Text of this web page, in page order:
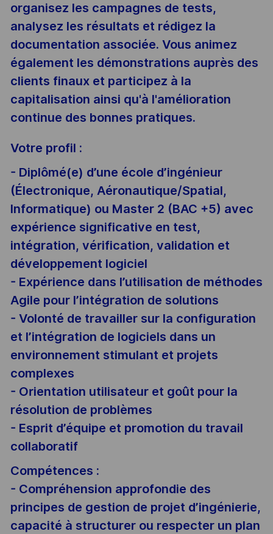
organisez les campagnes de tests,
analysez les résultats et rédigez la
documentation associée. Vous animez
également les démonstrations auprès des
clients finaux et participez à la
capitalisation ainsi qu'à l'amélioration
continue des bonnes pratiques.
Votre profil :
- Diplômé(e) d’une école d’ingénieur
(Électronique, Aéronautique/Spatial,
Informatique) ou Master 2 (BAC +5) avec
expérience significative en test,
intégration, vérification, validation et
développement logiciel
- Expérience dans l’utilisation de méthodes
Agile pour l’intégration de solutions
- Volonté de travailler sur la configuration
et l’intégration de logiciels dans un
environnement stimulant et projets
complexes
- Orientation utilisateur et goût pour la
résolution de problèmes
- Esprit d’équipe et promotion du travail
collaboratif
Compétences :
- Compréhension approfondie des
principes de gestion de projet d’ingénierie,
capacité à structurer ou respecter un plan